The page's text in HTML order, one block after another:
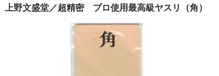
上野文盛堂／超精密 プロ使用最高級ヤスリ（角）